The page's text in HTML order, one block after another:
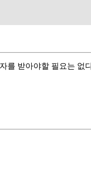
를 받아야할 필요는